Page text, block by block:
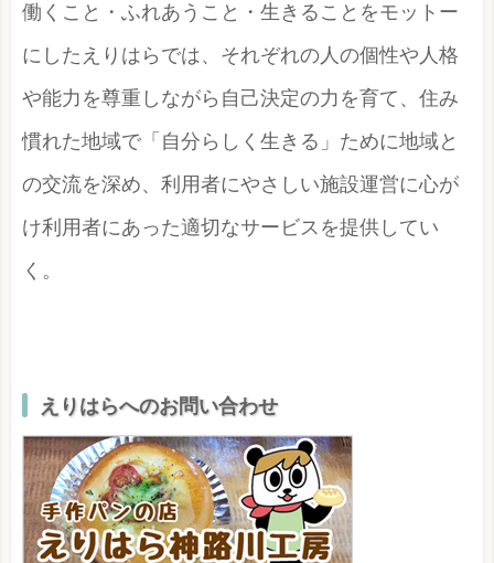
働くこと・ふれあうこと・生きることをモットー
にしたえりはらでは、それぞれの人の個性や人格
や能力を尊重しながら自己決定の力を育て、住み
慣れた地域で「自分らしく生きる」ために地域と
の交流を深め、利用者にやさしい施設運営に心が
け利用者にあった適切なサービスを提供してい
く。
えりはらへのお問い合わせ